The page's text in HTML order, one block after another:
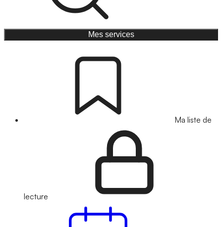
Mes services
Ma liste de
lecture